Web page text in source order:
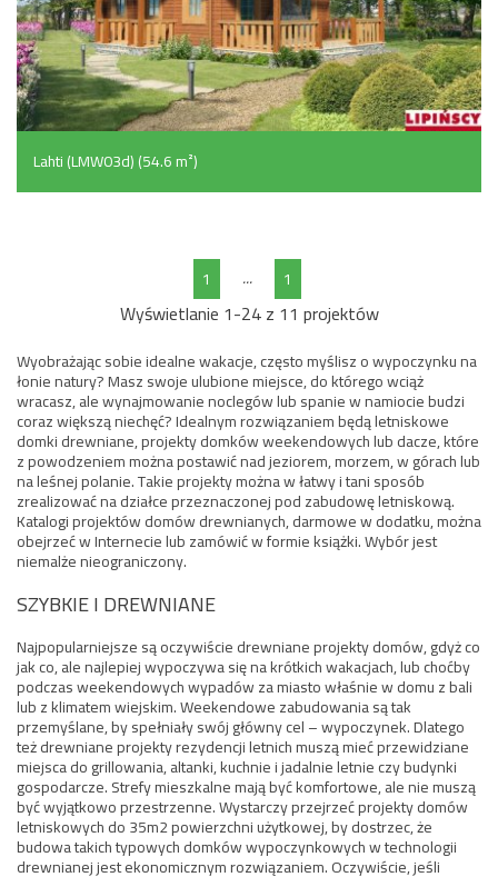
Lahti (LMW03d) (54.6 m²)
1 ... 1
Wyświetlanie 1-24 z 11 projektów
Wyobrażając sobie idealne wakacje, często myślisz o wypoczynku na
łonie natury? Masz swoje ulubione miejsce, do którego wciąż
wracasz, ale wynajmowanie noclegów lub spanie w namiocie budzi
coraz większą niechęć? Idealnym rozwiązaniem będą letniskowe
domki drewniane, projekty domków weekendowych lub dacze, które
z powodzeniem można postawić nad jeziorem, morzem, w górach lub
na leśnej polanie. Takie projekty można w łatwy i tani sposób
zrealizować na działce przeznaczonej pod zabudowę letniskową.
Katalogi projektów domów drewnianych, darmowe w dodatku, można
obejrzeć w Internecie lub zamówić w formie książki. Wybór jest
niemalże nieograniczony.
SZYBKIE I DREWNIANE
Najpopularniejsze są oczywiście drewniane projekty domów, gdyż co
jak co, ale najlepiej wypoczywa się na krótkich wakacjach, lub choćby
podczas weekendowych wypadów za miasto właśnie w domu z bali
lub z klimatem wiejskim. Weekendowe zabudowania są tak
przemyślane, by spełniały swój główny cel – wypoczynek. Dlatego
też drewniane projekty rezydencji letnich muszą mieć przewidziane
miejsca do grillowania, altanki, kuchnie i jadalnie letnie czy budynki
gospodarcze. Strefy mieszkalne mają być komfortowe, ale nie muszą
być wyjątkowo przestrzenne. Wystarczy przejrzeć projekty domów
letniskowych do 35m2 powierzchni użytkowej, by dostrzec, że
budowa takich typowych domków wypoczynkowych w technologii
drewnianej jest ekonomicznym rozwiązaniem. Oczywiście, jeśli